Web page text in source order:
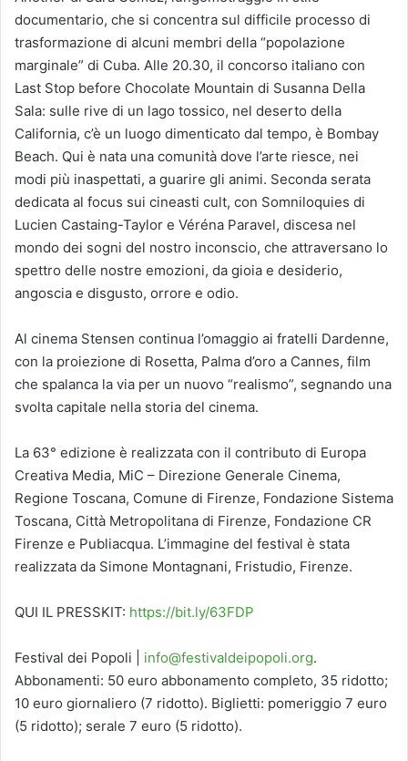
documentario, che si concentra sul difficile processo di
trasformazione di alcuni membri della “popolazione
marginale” di Cuba. Alle 20.30, il concorso italiano con
Last Stop before Chocolate Mountain di Susanna Della
Sala: sulle rive di un lago tossico, nel deserto della
California, c’è un luogo dimenticato dal tempo, è Bombay
Beach. Qui è nata una comunità dove l’arte riesce, nei
modi più inaspettati, a guarire gli animi. Seconda serata
dedicata al focus sui cineasti cult, con Somniloquies di
Lucien Castaing-Taylor e Véréna Paravel, discesa nel
mondo dei sogni del nostro inconscio, che attraversano lo
spettro delle nostre emozioni, da gioia e desiderio,
angoscia e disgusto, orrore e odio.
Al cinema Stensen continua l’omaggio ai fratelli Dardenne,
con la proiezione di Rosetta, Palma d’oro a Cannes, film
che spalanca la via per un nuovo “realismo”, segnando una
svolta capitale nella storia del cinema.
La 63° edizione è realizzata con il contributo di Europa
Creativa Media, MiC – Direzione Generale Cinema,
Regione Toscana, Comune di Firenze, Fondazione Sistema
Toscana, Città Metropolitana di Firenze, Fondazione CR
Firenze e Publiacqua. L’immagine del festival è stata
realizzata da Simone Montagnani, Fristudio, Firenze.
QUI IL PRESSKIT: https://bit.ly/63FDP
Festival dei Popoli | info@festivaldeipopoli.org.
Abbonamenti: 50 euro abbonamento completo, 35 ridotto;
10 euro giornaliero (7 ridotto). Biglietti: pomeriggio 7 euro
(5 ridotto); serale 7 euro (5 ridotto).